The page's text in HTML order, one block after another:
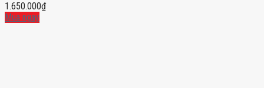
1.650.000₫
Mua ngay